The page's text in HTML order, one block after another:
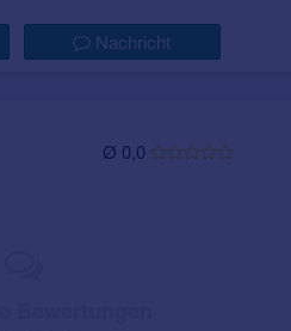
Nachricht
Ø 0,0